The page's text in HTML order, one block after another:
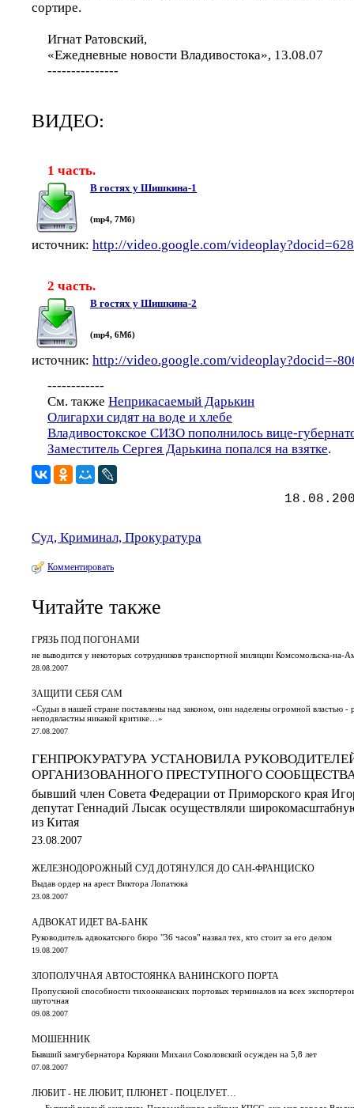
сортире.
Игнат Ратовский,
«Ежедневные новости Владивостока», 13.08.07
---------------
ВИДЕО:
1 часть.
В гостях у Шишкина-1
(mp4, 7Мб)
источник: http://video.google.com/
2 часть.
В гостях у Шишкина-2
(mp4, 6Мб)
источник: http://video.google.com/videoplay?docid=-
------------
См. также Неприкасаемый Дарькин
Олигархи сидят на воде и хлебе
Владивостокское СИЗО пополнилось вице-
Заместитель Сергея Дарькина попался на взятке.
Суд, Криминал, Прокуратура
Комментировать
Читайте также
ГРЯЗЬ ПОД ПОГОНАМИ
не выводится у некоторых сотрудников транспортной милиции Комсомольска-на-
28.08.2007
ЗАЩИТИ СЕБЯ САМ
«Судьи в нашей стране поставлены над законом, они наделены огромной властью -
неподвластны никакой критике…»
27.08.2007
ГЕНПРОКУРАТУРА УСТАНОВИЛА
ОРГАНИЗОВАННОГО ПРЕСТУПНОГО
бывший член Совета Федерации от Приморского края
депутат Геннадий Лысак осуществляли
из Китая
23.08.2007
ЖЕЛЕЗНОДОРОЖНЫЙ СУД ДОТЯНУЛСЯ ДО САН-ФРАНЦИСКО
Выдав ордер на арест Виктора Лопатюка
23.08.2007
АДВОКАТ ИДЕТ ВА-БАНК
Руководитель адвокатского бюро "36 часов" назвал тех, кто стоит за его делом
19.08.2007
ЗЛОПОЛУЧНАЯ АВТОСТОЯНКА ВАНИНСКОГО ПОРТА
Пропускной способности тихоокеанских портовых терминалов на всех
шуточная
09.08.2007
МОШЕННИК
Бывший замгубернатора Корякии Михаил Соколовский осужден на 5,8 лет
07.08.2007
ЛЮБИТ - НЕ ЛЮБИТ, ПЛЮНЕТ - ПОЦЕЛУЕТ…